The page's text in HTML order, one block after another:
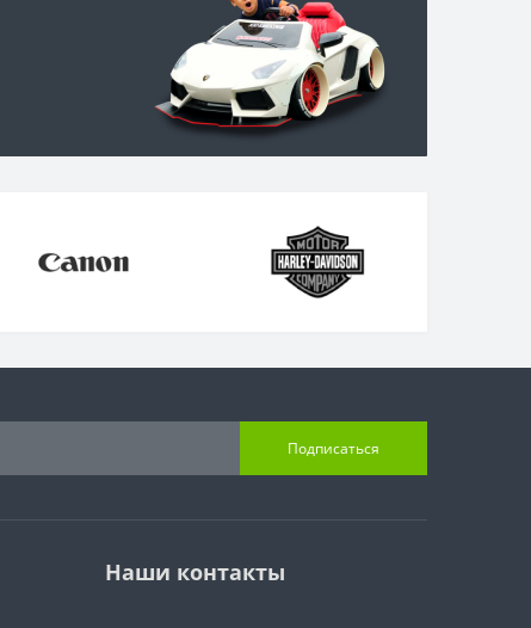
Подписаться
Наши контакты